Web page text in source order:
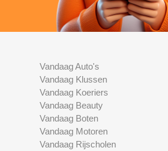
Vandaag Auto's
Vandaag Klussen
Vandaag Koeriers
Vandaag Beauty
Vandaag Boten
Vandaag Motoren
Vandaag Rijscholen